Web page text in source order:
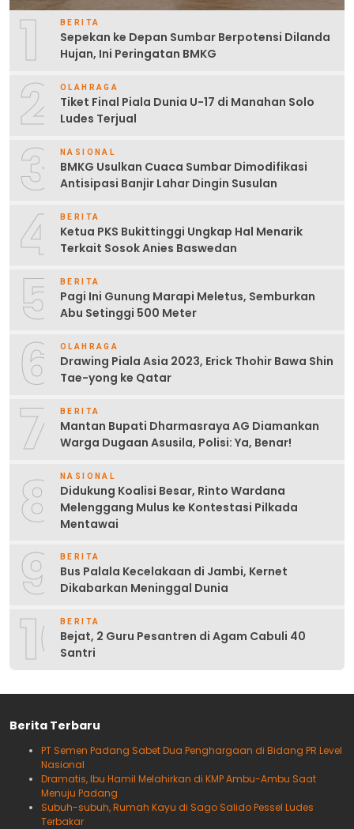
1 BERITA
Sepekan ke Depan Sumbar Berpotensi Dilanda
Hujan, Ini Peringatan BMKG
2 OLAHRAGA
Tiket Final Piala Dunia U-17 di Manahan Solo
Ludes Terjual
3 NASIONAL
BMKG Usulkan Cuaca Sumbar Dimodifikasi
Antisipasi Banjir Lahar Dingin Susulan
4 BERITA
Ketua PKS Bukittinggi Ungkap Hal Menarik
Terkait Sosok Anies Baswedan
5 BERITA
Pagi Ini Gunung Marapi Meletus, Semburkan
Abu Setinggi 500 Meter
6 OLAHRAGA
Drawing Piala Asia 2023, Erick Thohir Bawa Shin
Tae-yong ke Qatar
7 BERITA
Mantan Bupati Dharmasraya AG Diamankan
Warga Dugaan Asusila, Polisi: Ya, Benar!
8 NASIONAL
Didukung Koalisi Besar, Rinto Wardana
Melenggang Mulus ke Kontestasi Pilkada
Mentawai
9 BERITA
Bus Palala Kecelakaan di Jambi, Kernet
Dikabarkan Meninggal Dunia
10BERITA
Bejat, 2 Guru Pesantren di Agam Cabuli 40
Santri
Berita Terbaru
PT Semen Padang Sabet Dua Penghargaan di Bidang PR Level
Nasional
Dramatis, Ibu Hamil Melahirkan di KMP Ambu-Ambu Saat
Menuju Padang
Subuh-subuh, Rumah Kayu di Sago Salido Pessel Ludes
Terbakar